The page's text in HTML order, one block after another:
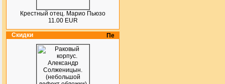
Крестный отец. Марио Пьюзо
11.00 EUR
Скидки